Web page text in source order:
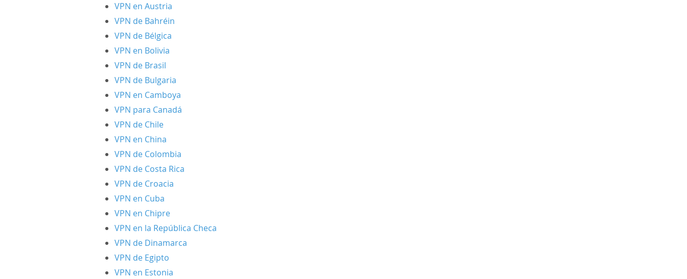
VPN en Austria
VPN de Bahréin
VPN de Bélgica
VPN en Bolivia
VPN de Brasil
VPN de Bulgaria
VPN en Camboya
VPN para Canadá
VPN de Chile
VPN en China
VPN de Colombia
VPN de Costa Rica
VPN de Croacia
VPN en Cuba
VPN en Chipre
VPN en la República Checa
VPN de Dinamarca
VPN de Egipto
VPN en Estonia